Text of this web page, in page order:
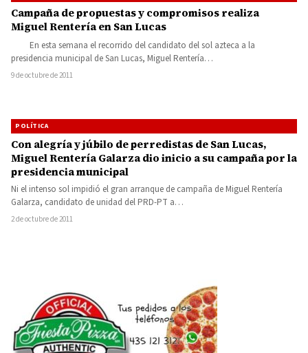
Campaña de propuestas y compromisos realiza
Miguel Rentería en San Lucas
En esta semana el recorrido del candidato del sol azteca a la
presidencia municipal de San Lucas, Miguel Rentería…
9 de octubre de 2011
POLÍTICA
Con alegría y júbilo de perredistas de San Lucas,
Miguel Rentería Galarza dio inicio a su campaña por la
presidencia municipal
Ni el intenso sol impidió el gran arranque de campaña de Miguel Rentería
Galarza, candidato de unidad del PRD-PT a…
2 de octubre de 2011